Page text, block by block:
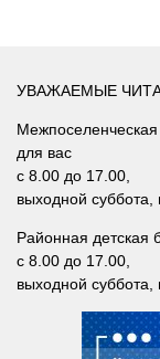
УВАЖАЕМЫЕ
Межпоселенческая
для вас
с 8.00 до 17.00,
выходной суббота,
Районная детская
с 8.00 до 17.00,
выходной суббота,